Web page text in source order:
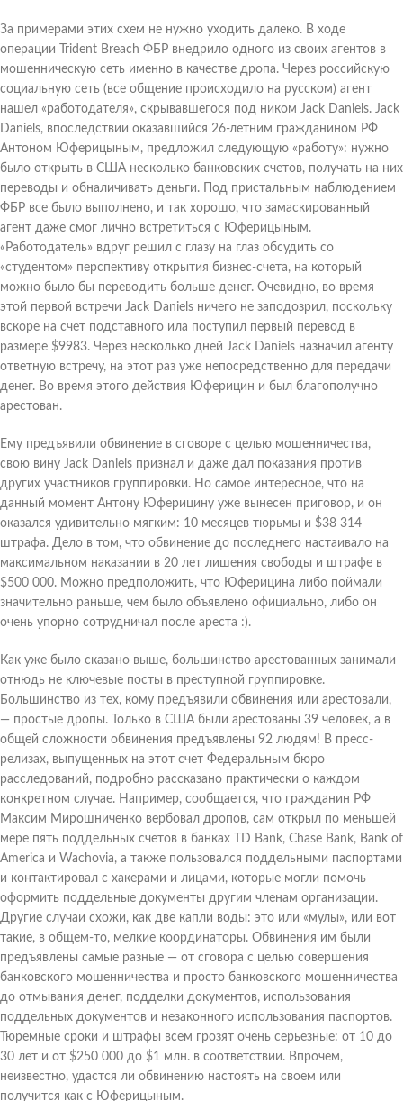
За примерами этих схем не нужно уходить далеко. В ходе
операции Trident Breach ФБР внедрило одного из своих агентов в
мошенническую сеть именно в качестве дропа. Через российскую
социальную сеть (все общение происходило на русском) агент
нашел «работодателя», скрывавшегося под ником Jack Daniels. Jack
Daniels, впоследствии оказавшийся 26-летним гражданином РФ
Антоном Юферицыным, предложил следующую «работу»: нужно
было открыть в США несколько банковских счетов, получать на них
переводы и обналичивать деньги. Под пристальным наблюдением
ФБР все было выполнено, и так хорошо, что замаскированный
агент даже смог лично встретиться с Юферицыным.
«Работодатель» вдруг решил с глазу на глаз обсудить со
«студентом» перспективу открытия бизнес-счета, на который
можно было бы переводить больше денег. Очевидно, во время
этой первой встречи Jack Daniels ничего не заподозрил, поскольку
вскоре на счет подставного ила поступил первый перевод в
размере $9983. Через несколько дней Jack Daniels назначил агенту
ответную встречу, на этот раз уже непосредственно для передачи
денег. Во время этого действия Юферицин и был благополучно
арестован.
Ему предъявили обвинение в сговоре с целью мошенничества,
свою вину Jack Daniels признал и даже дал показания против
других участников группировки. Но самое интересное, что на
данный момент Антону Юферицину уже вынесен приговор, и он
оказался удивительно мягким: 10 месяцев тюрьмы и $38 314
штрафа. Дело в том, что обвинение до последнего настаивало на
максимальном наказании в 20 лет лишения свободы и штрафе в
$500 000. Можно предположить, что Юферицина либо поймали
значительно раньше, чем было объявлено официально, либо он
очень упорно сотрудничал после ареста :).
Как уже было сказано выше, большинство арестованных занимали
отнюдь не ключевые посты в преступной группировке.
Большинство из тех, кому предъявили обвинения или арестовали,
— простые дропы. Только в США были арестованы 39 человек, а в
общей сложности обвинения предъявлены 92 людям! В пресс-
релизах, выпущенных на этот счет Федеральным бюро
расследований, подробно рассказано практически о каждом
конкретном случае. Например, сообщается, что гражданин РФ
Максим Мирошниченко вербовал дропов, сам открыл по меньшей
мере пять поддельных счетов в банках TD Bank, Chase Bank, Bank of
America и Wachovia, а также пользовался поддельными паспортами
и контактировал с хакерами и лицами, которые могли помочь
оформить поддельные документы другим членам организации.
Другие случаи схожи, как две капли воды: это или «мулы», или вот
такие, в общем-то, мелкие координаторы. Обвинения им были
предъявлены самые разные — от сговора с целью совершения
банковского мошенничества и просто банковского мошенничества
до отмывания денег, подделки документов, использования
поддельных документов и незаконного использования паспортов.
Тюремные сроки и штрафы всем грозят очень серьезные: от 10 до
30 лет и от $250 000 до $1 млн. в соответствии. Впрочем,
неизвестно, удастся ли обвинению настоять на своем или
получится как с Юферицыным.